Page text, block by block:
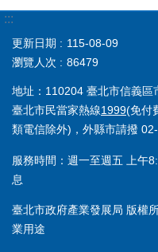
:::
更新日期
115-08-09
瀏覽人次
86479
地址：110204 臺北市信義
臺北市民當家熱線1999(免付
類電信除外)，外縣市請撥
服務時間：週一至週五 上午
息
臺北市政府產業發展局 版權
業用途